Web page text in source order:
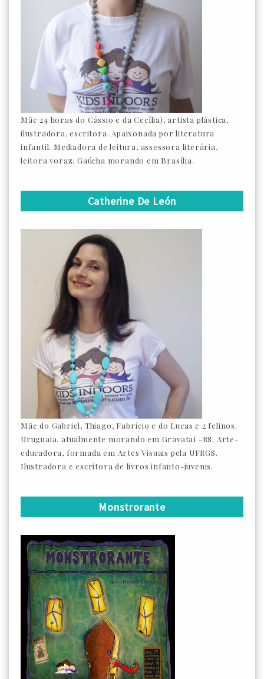
Mãe 24 horas do Cássio e da Cecília), artista plástica,
ilustradora, escritora. Apaixonada por literatura
infantil. Mediadora de leitura, assessora literária,
leitora voraz. Gaúcha morando em Brasília.
Catherine De León
Mãe do Gabriel, Thiago, Fabrício e do Lucas e 2 felinos.
Uruguaia, atualmente morando em Gravataí -RS. Arte-
educadora, formada em Artes Visuais pela UFRGS.
Ilustradora e escritora de livros infanto-juvenis.
Monstrorante